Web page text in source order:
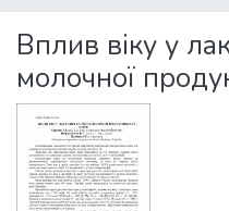
Statistics
Вплив віку у
молочної